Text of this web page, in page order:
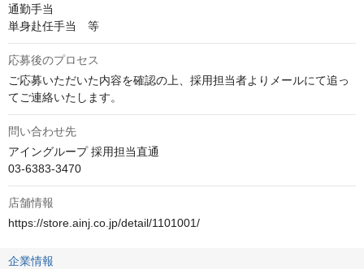
通勤手当
単身赴任手当　等
応募後のプロセス
ご応募いただいた内容を確認の上、採用担当者よりメールにて追っ
てご連絡いたします。
問い合わせ先
アイングループ 採用担当直通
03-6383-3470
店舗情報
https://store.ainj.co.jp/detail/1101001/
企業情報